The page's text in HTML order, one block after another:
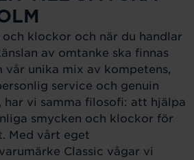
klockor och när du handlar
av omtanke ska finnas
vår unika mix av kompetens,
service och genuin
har vi samma filosofi: att hjälpa
smycken och klockor för
Med vårt eget
Classic vågar vi